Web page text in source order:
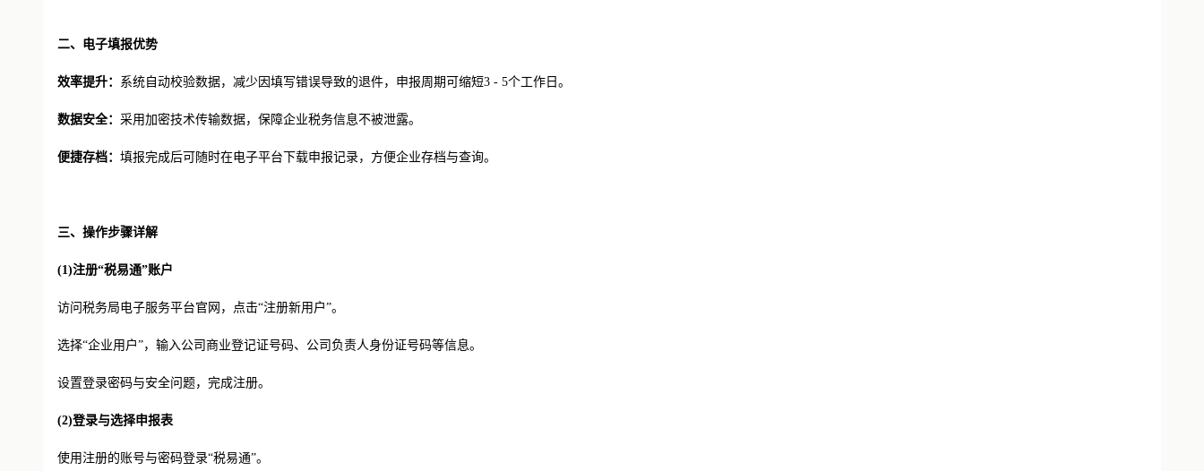
二、电子填报优势
效率提升： 系统自动校验数据，减少因填写错误导致的退件，申报周期可缩短3 - 5个工作日。
数据安全： 采用加密技术传输数据，保障企业税务信息不被泄露。
便捷存档： 填报完成后可随时在电子平台下载申报记录，方便企业存档与查询。
三、操作步骤详解
(1)注册“税易通”账户
访问税务局电子服务平台官网，点击“注册新用户”。
选择“企业用户”，输入公司商业登记证号码、公司负责人身份证号码等信息。
设置登录密码与安全问题，完成注册。
(2)登录与选择申报表
使用注册的账号与密码登录“税易通”。